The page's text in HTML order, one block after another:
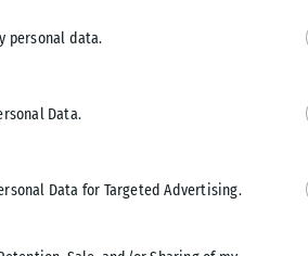
personal data.
Data.
Data for Targeted Advertising.
Send